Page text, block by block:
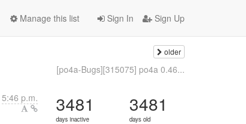
Sign In Sign Up
Manage this list
older
[po4a-Bugs][315075] po4a 0.46...
5:46 p.m. 3481
days inactive
3481
days old